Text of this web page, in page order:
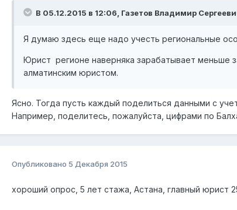
В 05.12.2015 в 12:06, Газетов Владимир
Я думаю здесь еще надо учесть региональные
Юрист регионе наверняка зарабатывает меньше
алматинским юристом.
Ясно. Тогда пусть каждый поделиться данными с
Например, поделитесь, пожалуйста, цифрами по
Опубликовано 5 Декабря 2015
хороший опрос, 5 лет стажа, Астана, главный юрист